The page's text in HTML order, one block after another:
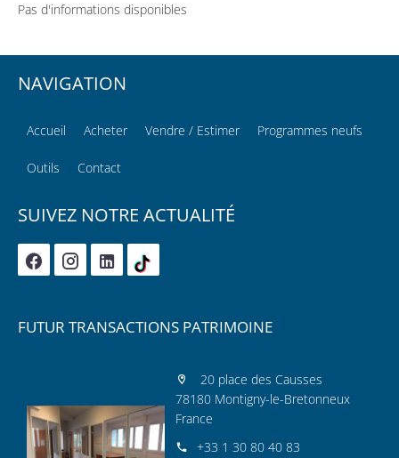
Pas d'informations disponibles
NAVIGATION
Accueil Acheter Vendre / Estimer Programmes neufs
Outils Contact
SUIVEZ NOTRE ACTUALITÉ
FUTUR TRANSACTIONS PATRIMOINE
20 place des Causses
78180 Montigny-le-Bretonneux
France
+33 1 30 80 40 83